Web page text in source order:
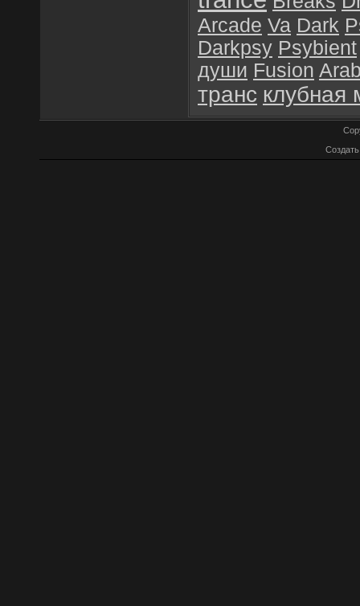
Arcade Va Dark
Darkpsy Psybient
души Fusion
транс клубная